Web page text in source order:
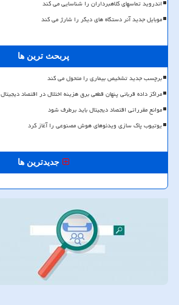
اندروید تماسهای کلاهبرداران را شناسایی می کند
موبایل جدید آنر دستگاه های دیگر را شارژ می کند
پربحث ترین ها
برچسب جدید تشخیص بیماری را متحول می کند
مراکز داده قربانی پنهان قطعی برق هزینه اختلال در اقتصاد دیجیتال
موانع مقرراتی اقتصاد دیجیتال باید برطرف شود
یوتیوب پاک سازی ویدئوهای هوش مصنوعی را آغاز کرد
جدیدترین ها